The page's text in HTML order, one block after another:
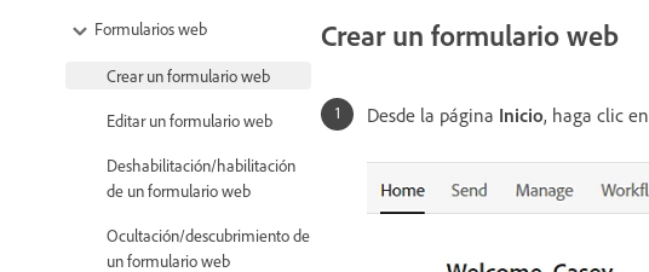
Formularios web
Crear un formulario web
Editar un formulario web
Deshabilitación/habilitación
de un formulario web
Ocultación/descubrimiento de
un formulario web
Crear un formulario web
Desde la página Inicio, haga clic en